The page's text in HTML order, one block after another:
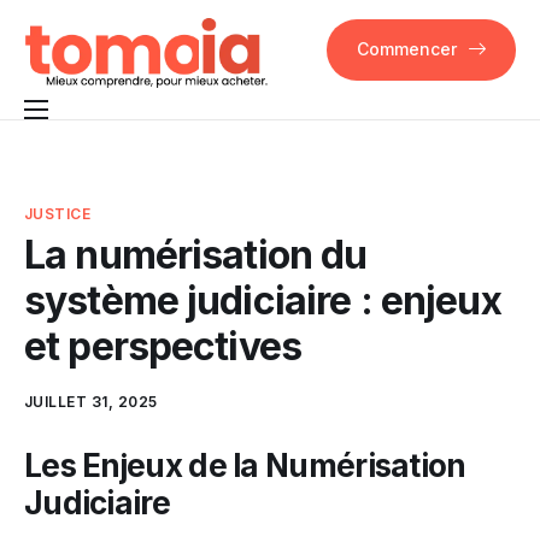
FAQ
Contact
Commencer
JUSTICE
La numérisation du
système judiciaire : enjeux
et perspectives
JUILLET 31, 2025
Les Enjeux de la Numérisation
Judiciaire